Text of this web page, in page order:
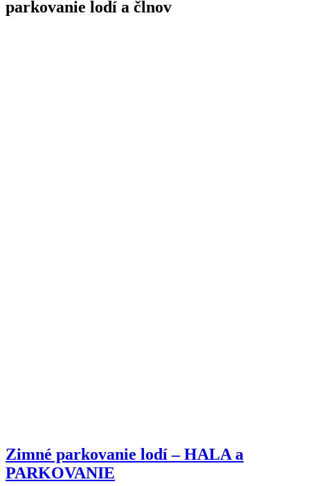
parkovanie lodí a člnov
Zimné parkovanie lodí – HALA a
PARKOVANIE